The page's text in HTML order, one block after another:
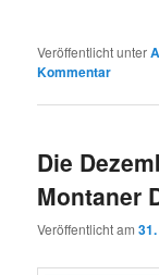
Veröffentlicht unter
Kommentar
Die
Montaner
Veröffentlicht am